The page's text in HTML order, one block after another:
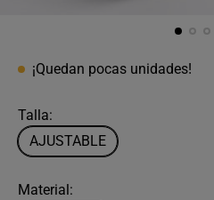
¡Quedan pocas unidades!
Talla:
AJUSTABLE
Material: